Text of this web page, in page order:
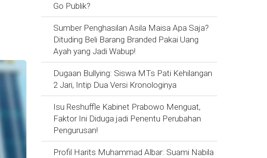
Go Publik?
Sumber Penghasilan Asila Maisa Apa Saja?
Dituding Beli Barang Branded Pakai Uang
Ayah yang Jadi Wabup!
Dugaan Bullying: Siswa MTs Pati Kehilangan
2 Jari, Intip Dua Versi Kronologinya
Isu Reshuffle Kabinet Prabowo Menguat,
Faktor Ini Diduga jadi Penentu Perubahan
Pengurusan!
Profil Harits Muhammad Albar: Suami Nabila